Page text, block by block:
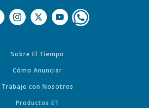
Sobre El Tiempo
Cómo Anunciar
Trabaje con Nosotros
Productos ET